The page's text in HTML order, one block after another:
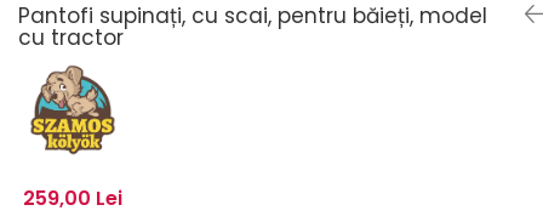
Pantofi supinați, cu scai, pentru băieți, model
cu tractor
259,00 Lei